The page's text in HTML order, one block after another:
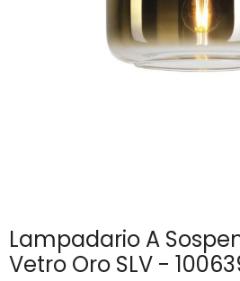
Lampadario A
Vetro Oro SLV -